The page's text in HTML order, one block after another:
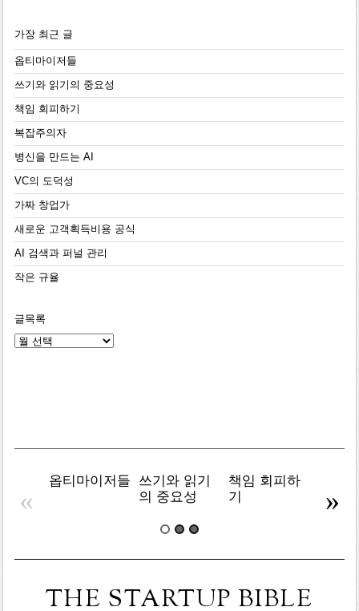
가장 최근 글
옵티마이저들
쓰기와 읽기의 중요성
책임 회피하기
복잡주의자
병신을 만드는 AI
VC의 도덕성
가짜 창업가
새로운 고객획득비용 공식
AI 검색과 퍼널 관리
작은 규율
글목록
글
옵티마이저들
쓰기와 읽기
의 중요성
책임 회피하
기
« »
THE STARTUP BIBLE